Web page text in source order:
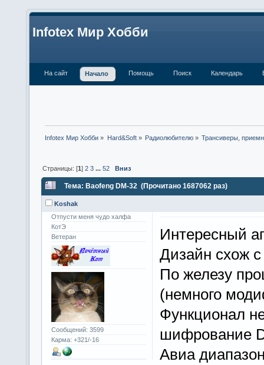
Infotex Мир Хобби
На сайт Начало Помощь Поиск Календарь
Infotex Мир Хобби » Hard&Soft» Радиолюбителю» Трансиверы,
Страницы: [1]2 3 ...52 Вниз
Тема: Baofeng DM-32 (Прочитано 1687062 раз)
Koshak
Отпусти меня чудо халфа
КотЭ
Ветеран
Сообщений: 3599
Карма: +321/-16
Интересный
Дизайн схож
По железу
(немного
Функционал
шифрование
Авиа